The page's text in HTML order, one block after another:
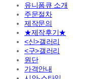
유니폼큐 소개
주문절차
제작문의
★제작후기★
<신>갤러리
<구>갤러리
원단
가격안내